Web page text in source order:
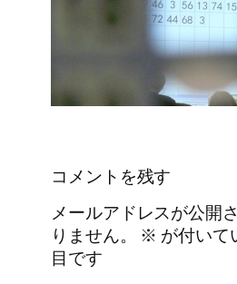
コメントを残す
メールアドレスが公開
りません。
※ が付いて
目です